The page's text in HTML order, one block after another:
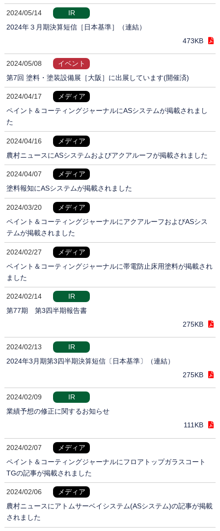
2024/05/14
IR
2024年３月期決算短信［日本基準］（連結）
473KB
2024/05/08
イベント
第7回 塗料・塗装設備展［大阪］に出展しています(開催済)
2024/04/17
メディア
ペイント＆コーティングジャーナルにASシステムが掲載されまし
た
2024/04/16
メディア
農村ニュースにASシステムおよびアクアルーフが掲載されました
2024/04/07
メディア
塗料報知にASシステムが掲載されました
2024/03/20
メディア
ペイント＆コーティングジャーナルにアクアルーフおよびASシス
テムが掲載されました
2024/02/27
メディア
ペイント＆コーティングジャーナルに帯電防止床用塗料が掲載され
ました
2024/02/14
IR
第77期 第3四半期報告書
275KB
2024/02/13
IR
2024年3月期第3四半期決算短信〔日本基準〕（連結）
275KB
2024/02/09
IR
業績予想の修正に関するお知らせ
111KB
2024/02/07
メディア
ペイント＆コーティングジャーナルにフロアトップガラスコート
TGの記事が掲載されました
2024/02/06
メディア
農村ニュースにアトムサーベイシステム(ASシステム)の記事が掲載
されました